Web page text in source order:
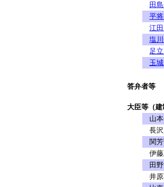
田
平
江
塩
足
玉
答弁者等
大臣等（建
山本
長沢
関芳
伊藤
田野
井原